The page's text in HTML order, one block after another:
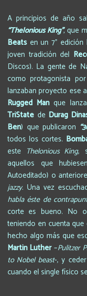
A principios de año
“Thelonious King”, que
Beats en un 7”
joven tradición del
Discos). La gente de
como protagonista
lanzaban proyecto ese
Rugged Manque
TriState de Durag
Ben) que publicaron
todos los cortes.
este Thelonious King,
aquellos que
Autoeditado) o
jazzy. Una vez
habla éste de
corte es bueno. No
teniendo en cuenta
hecho algo más que
Martin Luther–Pulitzer
to Nobel beast-, y
cuando el single físico